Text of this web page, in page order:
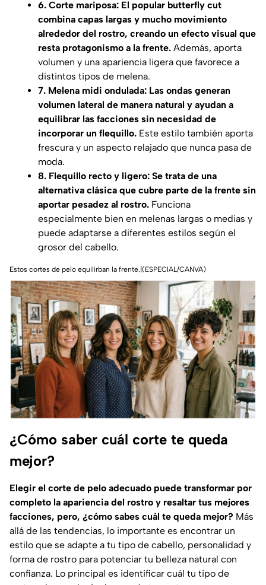
6. Corte mariposa: El popular butterfly cut
combina capas largas y mucho movimiento
alrededor del rostro, creando un efecto visual que
resta protagonismo a la frente. Además, aporta
volumen y una apariencia ligera que favorece a
distintos tipos de melena.
7. Melena midi ondulada: Las ondas generan
volumen lateral de manera natural y ayudan a
equilibrar las facciones sin necesidad de
incorporar un flequillo. Este estilo también aporta
frescura y un aspecto relajado que nunca pasa de
moda.
8. Flequillo recto y ligero: Se trata de una
alternativa clásica que cubre parte de la frente sin
aportar pesadez al rostro. Funciona
especialmente bien en melenas largas o medias y
puede adaptarse a diferentes estilos según el
grosor del cabello.
Estos cortes de pelo equilirban la frente.|(ESPECIAL/CANVA)
¿Cómo saber cuál corte te queda
mejor?
Elegir el corte de pelo adecuado puede transformar por
completo la apariencia del rostro y resaltar tus mejores
facciones, pero, ¿cómo sabes cuál te queda mejor? Más
allá de las tendencias, lo importante es encontrar un
estilo que se adapte a tu tipo de cabello, personalidad y
forma de rostro para potenciar tu belleza natural con
confianza. Lo principal es identificar cuál tu tipo de